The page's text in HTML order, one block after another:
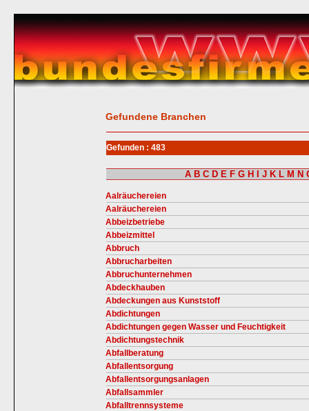
Gefundene Branchen
Gefunden : 483
A B C D E F G H J K L M N
Aalräuchereien
Aalräuchereien
Abbeizbetriebe
Abbeizmittel
Abbruch
Abbrucharbeiten
Abbruchunternehmen
Abdeckhauben
Abdeckungen aus Kunststoff
Abdichtungen
Abdichtungen gegen Wasser und Feuchtigkeit
Abdichtungstechnik
Abfallberatung
Abfallentsorgung
Abfallentsorgungsanlagen
Abfallsammler
Abfalltrennsysteme